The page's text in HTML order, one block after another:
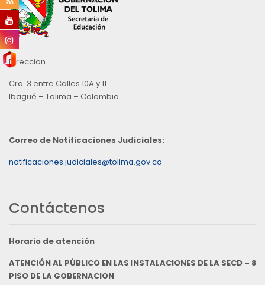
Direccion
Cra. 3 entre Calles 10A y 11
Ibagué – Tolima – Colombia
Correo de Notificaciones Judiciales:
notificaciones.judiciales@tolima.gov.co
Contáctenos
Horario de atención
ATENCIÓN AL PÚBLICO EN LAS INSTALACIONES DE LA SECD – 8
PISO DE LA GOBERNACION